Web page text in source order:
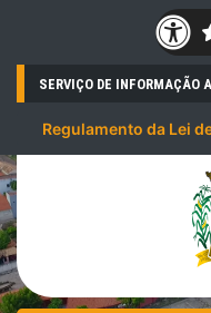
SERVIÇO DE INFORMAÇÃO
Regulamento da Lei